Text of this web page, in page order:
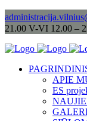
21.00 V-VI 12.00 –
APIE
ES